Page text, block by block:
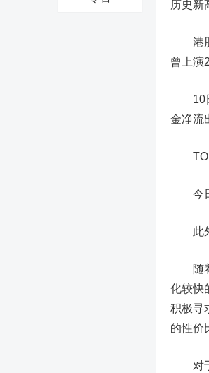
历史新
港股
曾上演
10日
金净流
今日
此外
随着
化较快
积极寻
的性价
对于